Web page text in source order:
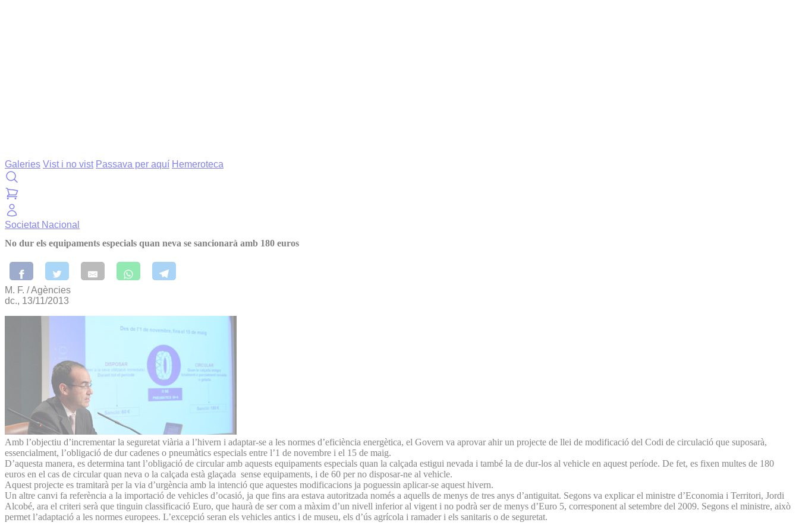
Galeries Vist i no vist Passava per aquí Hemeroteca
Societat Nacional
No dur els equipaments especials quan neva se sancionarà amb 180 euros
M. F. / Agències
dc., 13/11/2013
Amb l’objectiu d’incrementar la seguretat viària a l’hivern i adaptar-se a les normes d’eficiència energètica, el Govern va aprovar ahir un projecte de llei de modificació del Codi de circulació que suposarà,
essencialment, l’obligació de dur cadenes o pneumàtics especials entre l’1 de novembre i el 15 de maig.
D’aquesta manera, es determina tant l’obligació de circular amb aquests equipaments especials quan la calçada estigui nevada i també la de dur-los al vehicle en aquest període. De fet, es fixen multes de 180
euros en el cas de circular quan neva o la calçada està glaçada sense equipaments, i de 60 per no disposar-ne al vehicle.
Aquest projecte es tramitarà per la via d’urgència amb la intenció que aquestes modificacions ja poguessin aplicar-se aquest hivern.
Un altre canvi fa referència a la importació de vehicles d’ocasió, ja que fins ara estava autoritzada només a aquells de menys de tres anys d’antiguitat. Segons va explicar el ministre d’Economia i Territori, Jordi
Alcobé, ara el criteri serà que tinguin classificació Euro, que haurà de ser com a màxim d’un nivell inferior al vigent i no podrà ser de menys d’Euro 5, corresponent al setembre del 2009. Segons el ministre, això
permet l’adaptació a les normes europees. L’excepció seran els vehicles antics i de museu, els d’ús agrícola i ramader i els sanitaris o de seguretat.